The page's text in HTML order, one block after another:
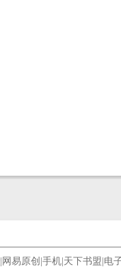
网易原创 手机 天下书盟 电